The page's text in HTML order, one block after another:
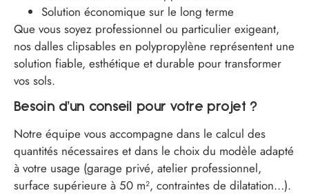
Solution économique sur le long terme
Que vous soyez professionnel ou particulier exigeant,
nos dalles clipsables en polypropylène représentent une
solution fiable, esthétique et durable pour transformer
vos sols.
Besoin d’un conseil pour votre projet ?
Notre équipe vous accompagne dans le calcul des
quantités nécessaires et dans le choix du modèle adapté
à votre usage (garage privé, atelier professionnel,
surface supérieure à 50 m², contraintes de dilatation…).